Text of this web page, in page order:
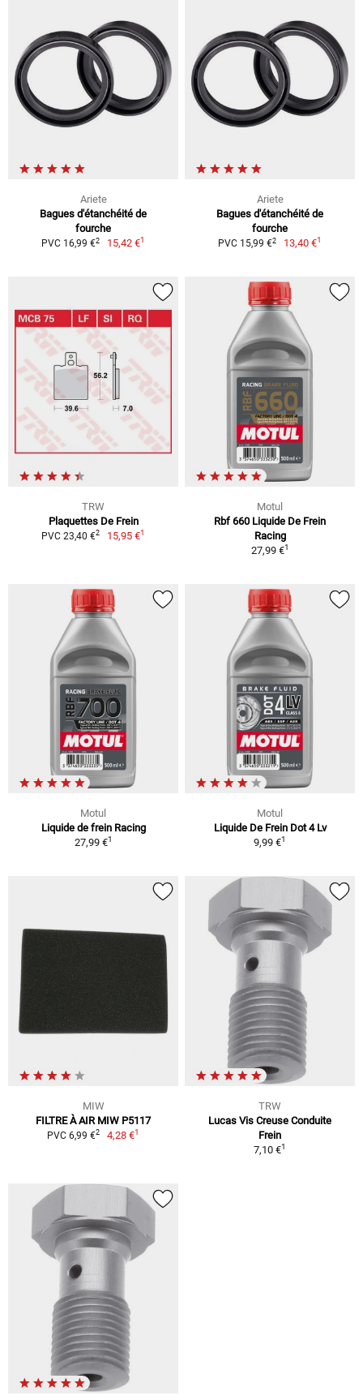
Ariete
Bagues d'étanchéité de
fourche
PVC 16,99 €2 15,42 €1
Ariete
Bagues d'étanchéité de
fourche
PVC 15,99 €2 13,40 €1
TRW
Plaquettes De Frein
PVC 23,40 €2 15,95 €1
Motul
Rbf 660 Liquide De Frein
Racing
27,99 €1
Motul
Liquide de frein Racing
27,99 €1
Motul
Liquide De Frein Dot 4 Lv
9,99 €1
MIW
FILTRE À AIR MIW P5117
PVC 6,99 €2 4,28 €1
TRW
Lucas Vis Creuse Conduite
Frein
7,10 €1